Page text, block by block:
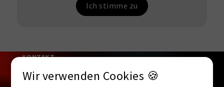
Ich stimme zu
KONTAKT
Interesse an dieser
Wir verwenden Cookies 🍪